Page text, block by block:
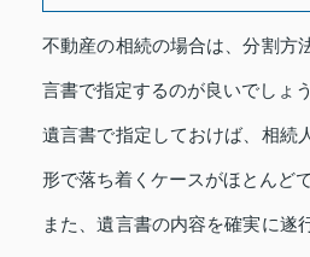
不動産の相続の場合は、分割方
言書で指定するのが良いでしょう
遺言書で指定しておけば、相続
形で落ち着くケースがほとんどで
また、遺言書の内容を確実に遂